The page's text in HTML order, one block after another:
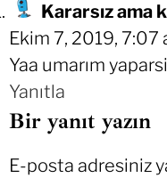
Kararsız ama
Ekim 7, 2019, 7:07
Yaa umarım
Yanıtla
Bir yanıt yazın
E-posta adresiniz